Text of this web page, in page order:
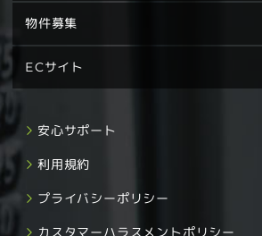
物件募集
ECサイト
安心サポート
利用規約
プライバシーポリシー
カスタマーハラスメントポリシー